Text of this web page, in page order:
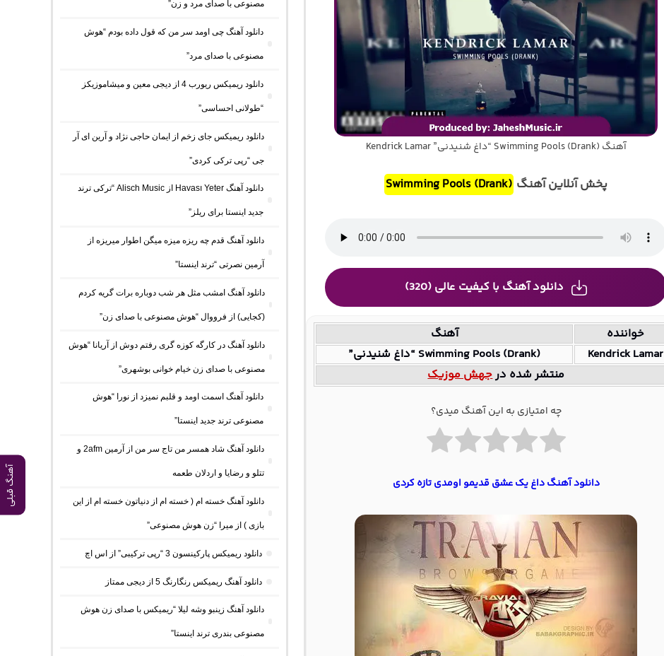
آهنگ قبلی
آهنگ Swimming Pools (Drank) “داغ شنیدنی” Kendrick Lamar
پخش آنلاین آهنگ Swimming Pools (Drank)
دانلود آهنگ با کیفیت عالی (320)
خواننده
آهنگ
Kendrick Lamar
Swimming Pools (Drank) “داغ شنیدنی”
منتشر شده درجهش موزیک
چه امتیازی به این آهنگ میدی؟
دانلود آهنگ داغ یک عشق قدیمو اومدی تازه کردی
مصنوعی با صدای مرد و زن”
دانلود آهنگ چی اومد سر من که قول داده بودم “هوش
مصنوعی با صدای مرد”
دانلود ریمیکس ریورب 4 از دیجی معین و میشاموزیکز
“طولانی احساسی”
دانلود ریمیکس جای زخم از ایمان حاجی نژاد و آرین ای آر
جی “رپی ترکی کردی”
دانلود آهنگ Havası Yeter از Alisch Music “ترکی ترند
جدید اینستا برای ریلز”
دانلود آهنگ ﻗﺪم ﭼﻪ رﻳﺰه ﻣﻴﺰه ﻣﻴﮕﻦ اﻃﻮار ﻣﻴﺮﻳﺰه از
آرمین نصرتی “ترند اینستا”
دانلود آهنگ امشب مثل هر شب دوباره برات گریه کردم
(کجایی) از فرووال “هوش مصنوعی با صدای زن”
دانلود آهنگ در کارگه کوزه گری رفتم دوش از آریانا “هوش
مصنوعی با صدای زن خیام خوانی بوشهری”
دانلود آهنگ اسمت اومد و قلبم نمیزد از نورا “هوش
مصنوعی ترند جدید اینستا”
دانلود آهنگ شاد همسر من تاج سر من از آرمین 2afm و
تتلو و رضایا و اردلان طعمه
دانلود آهنگ خسته ام ( خسته ام از دنیاتون خسته ام از این
بازی ) از میرا “زن هوش مصنوعی”
دانلود ریمیکس پارکینسون 3 “رپی ترکیبی” از اس اچ
دانلود آهنگ ریمیکس رنگارنگ 5 از دیجی ممتاز
دانلود آهنگ زینبو وشه لیلا “ریمیکس با صدای زن هوش
مصنوعی بندری ترند اینستا”